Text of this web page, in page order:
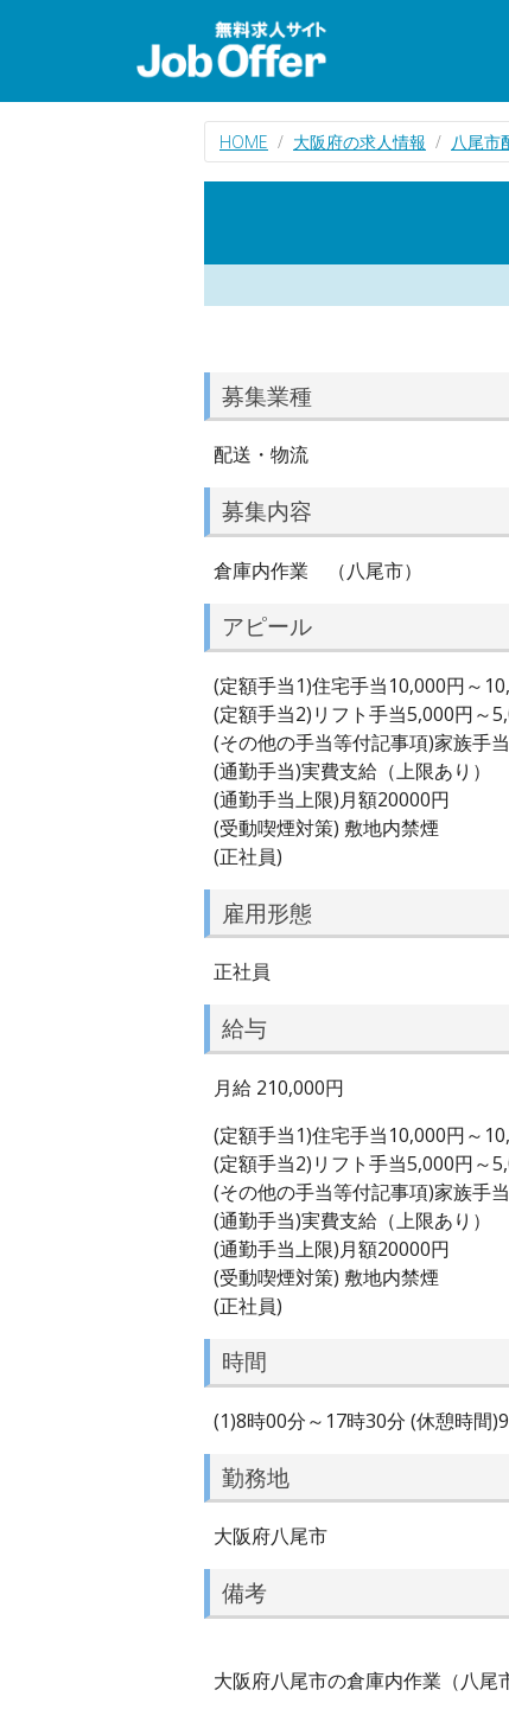
HOME 大阪府の求人情報 八尾市
募集業種
配送・物流
募集内容
倉庫内作業 （八尾市）
アピール
(定額手当1)住宅手当10,000円～
(定額手当2)リフト手当5,000円～
(その他の手当等付記事項)家族手
(通勤手当)実費支給（上限あり）
(通勤手当上限)月額20000円
(受動喫煙対策) 敷地内禁煙
(正社員)
雇用形態
正社員
給与
月給 210,000円
(定額手当1)住宅手当10,000円～
(定額手当2)リフト手当5,000円～
(その他の手当等付記事項)家族手
(通勤手当)実費支給（上限あり）
(通勤手当上限)月額20000円
(受動喫煙対策) 敷地内禁煙
(正社員)
時間
(1)8時00分～17時30分 (休憩時間
勤務地
大阪府八尾市
備考
大阪府八尾市の倉庫内作業（八